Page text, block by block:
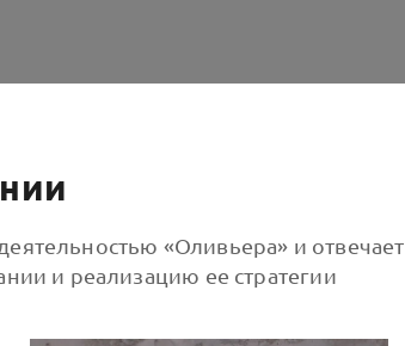
«Оливьера» и отвечает
и реализацию ее стратегии